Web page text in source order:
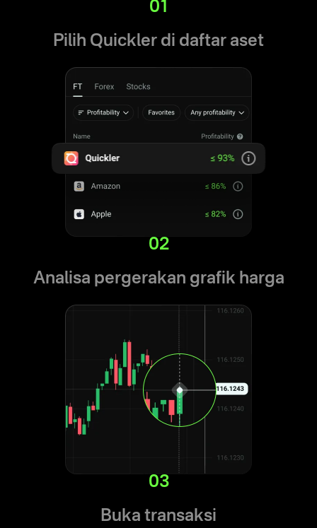
01
Pilih Quickler di daftar aset
02
Analisa pergerakan grafik harga
03
Buka transaksi